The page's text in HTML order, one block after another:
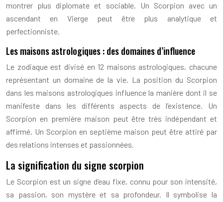
montrer plus diplomate et sociable. Un Scorpion avec un
ascendant en Vierge peut être plus analytique et
perfectionniste.
Les maisons astrologiques : des domaines d’influence
Le zodiaque est divisé en 12 maisons astrologiques, chacune
représentant un domaine de la vie. La position du Scorpion
dans les maisons astrologiques influence la manière dont il se
manifeste dans les différents aspects de l’existence. Un
Scorpion en première maison peut être très indépendant et
affirmé. Un Scorpion en septième maison peut être attiré par
des relations intenses et passionnées.
La signification du signe scorpion
Le Scorpion est un signe d’eau fixe, connu pour son intensité,
sa passion, son mystère et sa profondeur. Il symbolise la